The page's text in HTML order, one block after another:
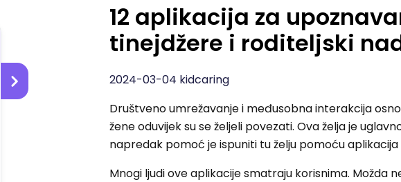
12 aplikacija za
tinejdžere i roditeljski
2024-03-04 kidcaring
Društveno umrežavanje i međusobna interakcija
žene oduvijek su se željeli povezati. Ova želja je
napredak pomoć je ispuniti tu želju pomoću
Mnogi ljudi ove aplikacije smatraju korisnima.